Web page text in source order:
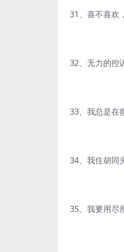
31、喜不喜欢
32、无力的控
33、我总是在
34、我住胡同
35、我要用尽